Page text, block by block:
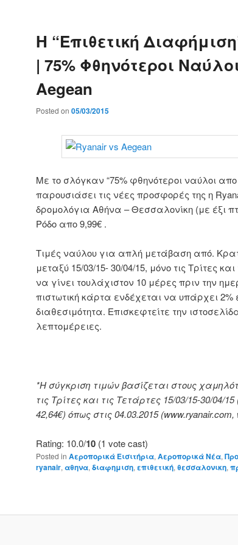
Η “Επιθετική
| 75% Φθηνότεροι
Aegean
Posted on 05/03/2015
Με το σλόγκαν “75% φθηνότεροι ναύλοι
παρουσιάσει τις νέες προσφορές της η
δρομολόγια Αθήνα – Θεσσαλονίκη (με έξι
Ρόδο απο 9,99€ .
Τιμές ναύλου για απλή μετάβαση από.
μεταξύ 15/03/15- 30/04/15, μόνο τις Τρίτες
να γίνει τουλάχιστον 10 μέρες πριν την
πιστωτική κάρτα ενδέχεται να υπάρχει
διαθεσιμότητα. Επισκεφτείτε την
λεπτομέρειες.
*Η σύγκριση τιμών βασίζεται στους
τις Τρίτες και τις Τετάρτες 15/03/15-30/04/
42,64€) όπως στις 04.03.2015
Rating: 10.0/10 (1 vote cast)
Posted in Αεροπορικά Εισιτήρια,Αεροπορικά Νέα,
ryanair,αθηνα,διαφημιση,επιθετική,θεσσαλονικη,